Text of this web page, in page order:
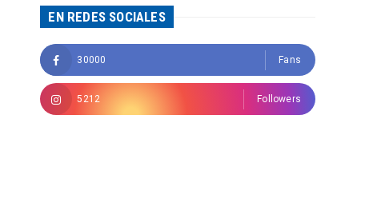
EN REDES SOCIALES
30000 Fans
5212 Followers